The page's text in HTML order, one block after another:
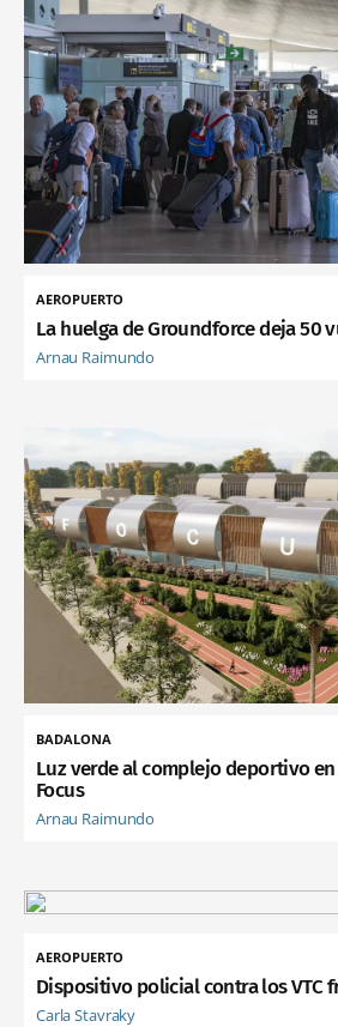
AEROPUERTO
La huelga de Groundforce deja 50
Arnau Raimundo
BADALONA
Luz verde al complejo deportivo
Focus
Arnau Raimundo
AEROPUERTO
Dispositivo policial contra los VTC
Carla Stavraky